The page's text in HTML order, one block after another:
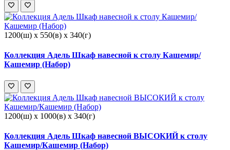
1200(ш) x 550(в) x 340(г)
Коллекция Адель Шкаф навесной к столу Кашемир/
Кашемир (Набор)
1200(ш) x 1000(в) x 340(г)
Коллекция Адель Шкаф навесной ВЫСОКИЙ к столу
Кашемир/Кашемир (Набор)